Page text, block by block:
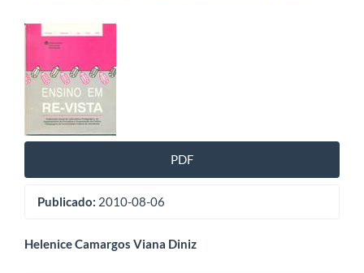
Barra
lateral
de
artigos
PDF
Publicado: 2010-08-06
Conteúdo
Helenice Camargos Viana Diniz